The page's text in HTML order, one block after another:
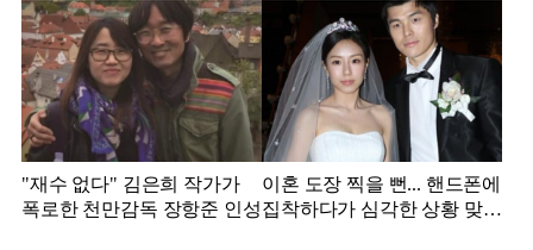
"재수 없다" 김은희 작가가
폭로한 천만감독 장항준 인성
이혼 도장 찍을 뻔... 핸드폰에
집착하다가 심각한 상황 맞은